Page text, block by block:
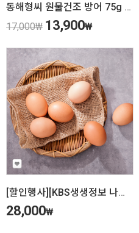
동해형씨 원물건조 방어 75g 강아지 수제간식
17,000₩ 13,900₩
[할인행사][KBS생생정보 나나랜드 청계농장 황태란 30란
28,000₩